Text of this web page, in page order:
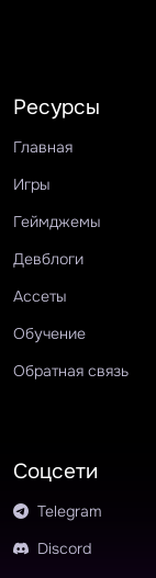
Ресурсы
Главная
Игры
Геймджемы
Девблоги
Ассеты
Обучение
Обратная связь
Соцсети
Telegram
Discord